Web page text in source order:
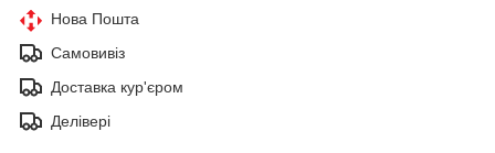
Нова Пошта
Самовивіз
Доставка кур'єром
Делівері